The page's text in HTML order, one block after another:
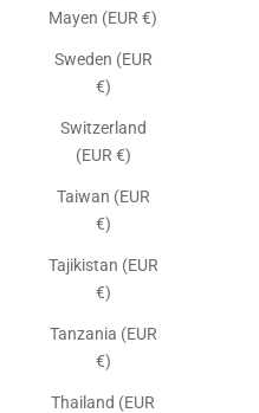
Mayen (EUR €)
Sweden (EUR
€)
Switzerland
(EUR €)
Taiwan (EUR
€)
Tajikistan (EUR
€)
Tanzania (EUR
€)
Thailand (EUR